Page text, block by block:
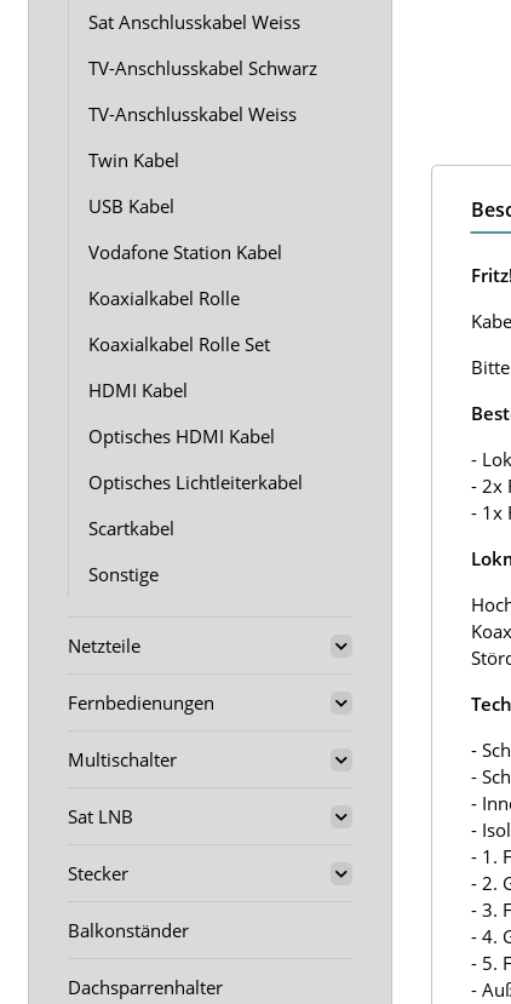
-
- 2x
- 1x
-
-
-
-
- 1.
- 2.
- 3.
- 4.
- 5.
-
Sat Anschlusskabel Weiss
TV-Anschlusskabel Schwarz
TV-Anschlusskabel Weiss
Twin Kabel
USB Kabel
Vodafone Station Kabel
Koaxialkabel Rolle
Koaxialkabel Rolle Set
HDMI Kabel
Optisches HDMI Kabel
Optisches Lichtleiterkabel
Scartkabel
Sonstige
Netzteile
Fernbedienungen
Multischalter
Sat LNB
Stecker
Balkonständer
Dachsparrenhalter